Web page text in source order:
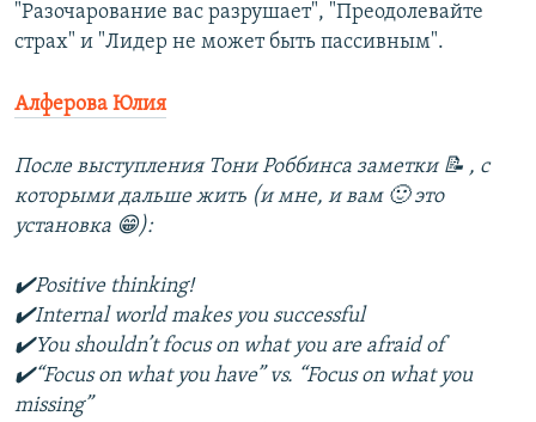
"Разочарование вас разрушает", "Преодолевайте
страх" и "Лидер не может быть пассивным".
Алферова Юлия
После выступления Тони Роббинса заметки 📝 , с
которыми дальше жить (и мне, и вам 🙂 это
установка 😁):
✔️Positive thinking!
✔️Internal world makes you successful
✔️You shouldn’t focus on what you are afraid of
✔️“Focus on what you have” vs. “Focus on what you
missing”